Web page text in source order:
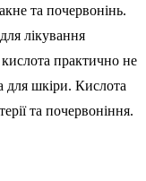
та почервонінь.
лікування
практично не
для шкіри. Кислота
та почервоніння.